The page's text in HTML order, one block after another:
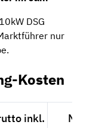
DSG
nur
Kosten
inkl.
Netto